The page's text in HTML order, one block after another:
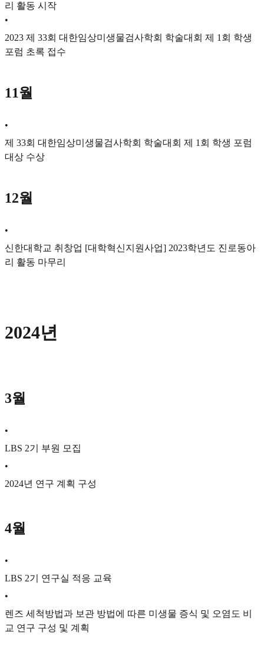
리 활동 시작
•
2023 제 33회 대한임상미생물검사학회 학술대회 제 1회 학생
포럼 초록 접수
11월
•
제 33회 대한임상미생물검사학회 학술대회 제 1회 학생 포럼
대상 수상
12월
•
신한대학교 취창업 [대학혁신지원사업] 2023학년도 진로동아
리 활동 마무리
2024년
3월
•
LBS 2기 부원 모집
•
2024년 연구 계획 구성
4월
•
LBS 2기 연구실 적응 교육
•
렌즈 세척방법과 보관 방법에 따른 미생물 증식 및 오염도 비
교 연구 구성 및 계획